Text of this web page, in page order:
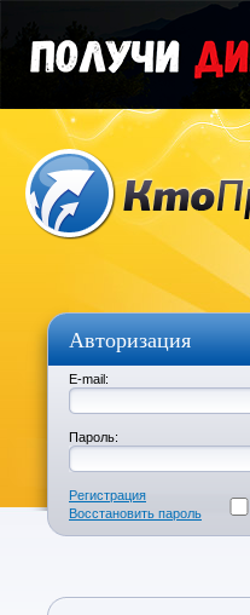
Авторизация
E-mail:
Пароль:
Регистрация
Восстановить пароль